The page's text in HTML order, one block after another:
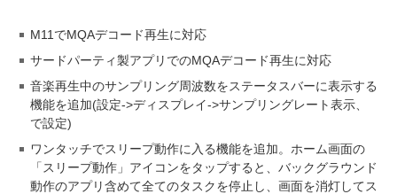
M11でMQAデコード再生に対応
サードパーティ製アプリでのMQAデコード再生に対応
音楽再生中のサンプリング周波数をステータスバーに表示する
機能を追加(設定->ディスプレイ->サンプリングレート表示、
で設定)
ワンタッチでスリープ動作に入る機能を追加。ホーム画面の
「スリープ動作」アイコンをタップすると、バックグラウンド
動作のアプリ含めて全てのタスクを停止し、画面を消灯してス